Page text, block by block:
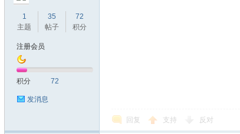
1
主题
35
帖子
72
积分
注册会员
积分 72
发消息
回复 支持 反对